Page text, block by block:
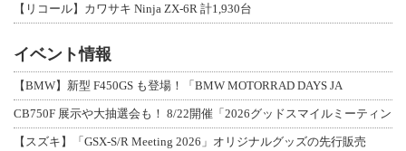
【リコール】カワサキ Ninja ZX-6R 計1,930台
イベント情報
【BMW】新型 F450GS も登場！「BMW MOTORRAD DAYS JA
CB750F 展示や大抽選会も！ 8/22開催「2026グッドスマイルミーティン
【スズキ】「GSX-S/R Meeting 2026」オリジナルグッズの先行販売